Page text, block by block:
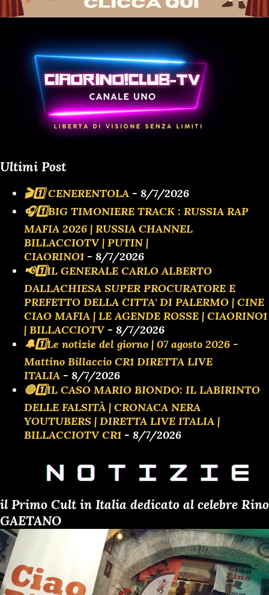
Ultimi Post
🎬1️⃣ CENERENTOLA - 8/7/2026
🎧1️⃣BIG TIMONIERE TRACK : RUSSIA RAP
MAFIA 2026 | RUSSIA CHANNEL
BILLACCIOTV | PUTIN |
CIAORINO1 - 8/7/2026
📢1️⃣IL GENERALE CARLO ALBERTO
DALLACHIESA SUPER PROCURATORE E
PREFETTO DELLA CITTA' DI PALERMO | CINE
CIAO MAFIA | LE AGENDE ROSSE | CIAORINO1
| BILLACCIOTV- 8/7/2026
🔔1️⃣Le notizie del giorno | 07 agosto 2026 -
Mattino Billaccio CR1 DIRETTA LIVE
ITALIA - 8/7/2026
🔴1️⃣IL CASO MARIO BIONDO: IL LABIRINTO
DELLE FALSITÀ | CRONACA NERA
YOUTUBERS | DIRETTA LIVE ITALIA |
BILLACCIOTV CR1 - 8/7/2026
il Primo Cult in Italia dedicato al celebre Rino
GAETANO